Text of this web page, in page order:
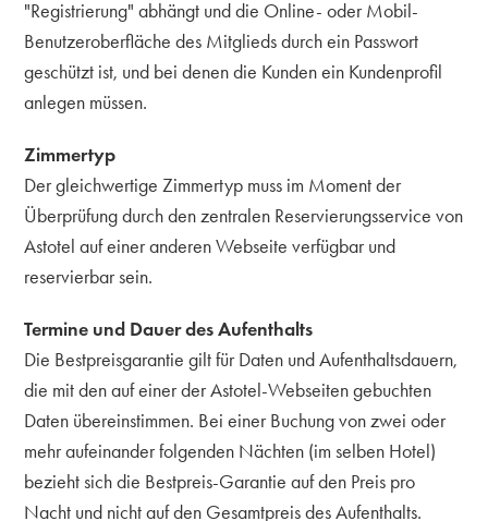
"Registrierung" abhängt und die Online- oder Mobil-
Benutzeroberfläche des Mitglieds durch ein Passwort
geschützt ist, und bei denen die Kunden ein Kundenprofil
anlegen müssen.
Zimmertyp
Der gleichwertige Zimmertyp muss im Moment der
Überprüfung durch den zentralen Reservierungsservice von
Astotel auf einer anderen Webseite verfügbar und
reservierbar sein.
Termine und Dauer des Aufenthalts
Die Bestpreisgarantie gilt für Daten und Aufenthaltsdauern,
die mit den auf einer der Astotel-Webseiten gebuchten
Daten übereinstimmen. Bei einer Buchung von zwei oder
mehr aufeinander folgenden Nächten (im selben Hotel)
bezieht sich die Bestpreis-Garantie auf den Preis pro
Nacht und nicht auf den Gesamtpreis des Aufenthalts.